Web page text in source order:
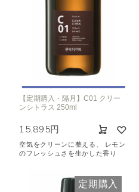
頻度で絞り込む
毎月お届け
【定期購入・隔月】C01 クリー
ンシトラス 250ml
15,895円
空気をクリーンに整える、 レモン
のフレッシュさを生かした香り
定期購入